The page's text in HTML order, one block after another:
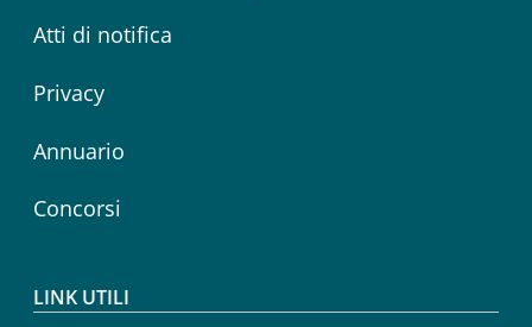
Atti di notifica
Privacy
Annuario
Concorsi
LINK UTILI